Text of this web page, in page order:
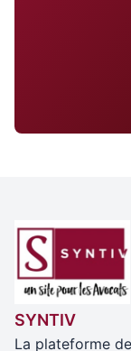
SYNTIV
La plateforme